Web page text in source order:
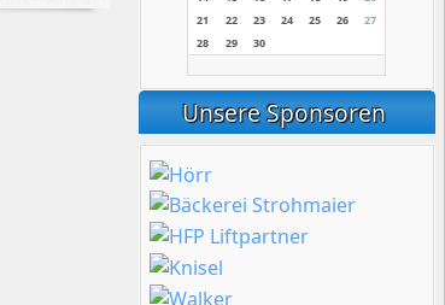
21
22 23 24 25 26
27
28
29 30
Unsere Sponsoren